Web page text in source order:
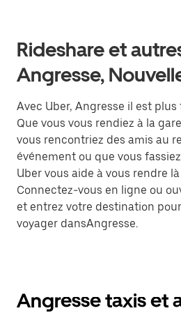
Rideshare et
Angresse,
Avec Uber, Angresse il est
Que vous vous rendiez à la
vous rencontriez des amis au
événement ou que vous
Uber vous aide à vous rendre
Connectez-vous en ligne ou
et entrez votre destination
voyager dansAngresse.
Angresse taxis et